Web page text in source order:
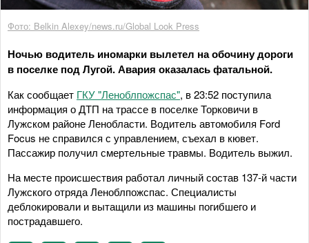
Фото: Belkin Alexey/news.ru/Global Look Press
Ночью водитель иномарки вылетел на обочину дороги
в поселке под Лугой. Авария оказалась фатальной.
Как сообщает ГКУ "Леноблпожспас", в 23:52 поступила
информация о ДТП на трассе в поселке Торковичи в
Лужском районе Ленобласти. Водитель автомобиля Ford
Focus не справился с управлением, съехал в кювет.
Пассажир получил смертельные травмы. Водитель выжил.
На месте происшествия работал личный состав 137-й части
Лужского отряда Леноблпожспас. Специалисты
деблокировали и вытащили из машины погибшего и
пострадавшего.